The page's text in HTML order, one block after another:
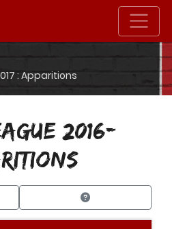
: Apparitions
2016-